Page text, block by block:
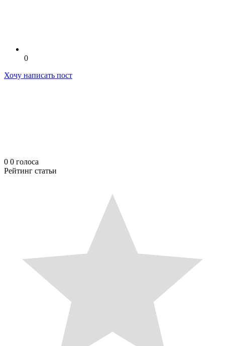
0
Хочу написать пост
0 0 голоса
Рейтинг статьи